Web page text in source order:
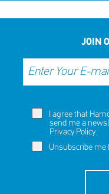
JOIN
I agree that
send me a
Privacy Policy.
Unsubscribe